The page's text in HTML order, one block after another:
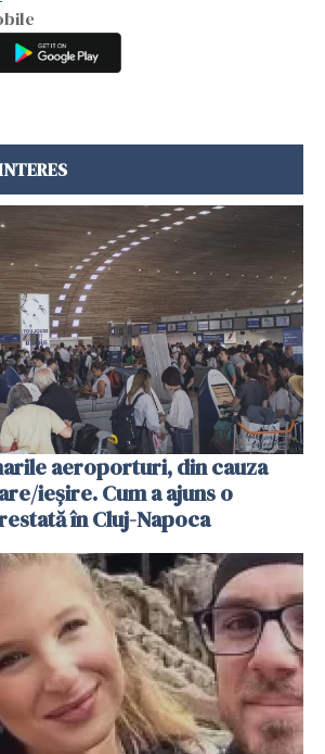
aeroporturi, din cauza
ieșire. Cum a ajuns o
în Cluj-Napoca